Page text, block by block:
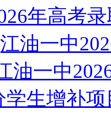
年高考
油一中
油一中
学生增补项